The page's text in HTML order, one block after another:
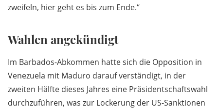
zweifeln, hier geht es bis zum Ende.“
Wahlen angekündigt
Im Barbados-Abkommen hatte sich die Opposition in
Venezuela mit Maduro darauf verständigt, in der
zweiten Hälfte dieses Jahres eine Präsidentschaftswahl
durchzuführen, was zur Lockerung der US-Sanktionen